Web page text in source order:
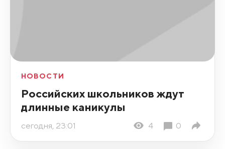
НОВОСТИ
Российских школьников ждут
длинные каникулы
сегодня, 23:01 4 0